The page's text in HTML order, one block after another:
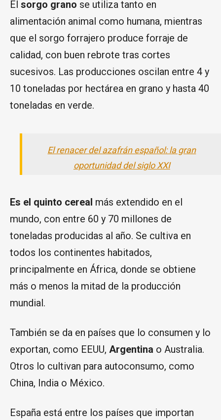
El sorgo grano se utiliza tanto en
alimentación animal como humana, mientras
que el sorgo forrajero produce forraje de
calidad, con buen rebrote tras cortes
sucesivos. Las producciones oscilan entre 4 y
10 toneladas por hectárea en grano y hasta 40
toneladas en verde.
El renacer del azafrán español: la gran
oportunidad del siglo XXI
Es el quinto cereal más extendido en el
mundo, con entre 60 y 70 millones de
toneladas producidas al año. Se cultiva en
todos los continentes habitados,
principalmente en África, donde se obtiene
más o menos la mitad de la producción
mundial.
También se da en países que lo consumen y lo
exportan, como EEUU, Argentina o Australia.
Otros lo cultivan para autoconsumo, como
China, India o México.
España está entre los países que importan